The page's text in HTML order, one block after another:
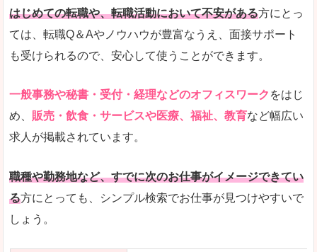
詳しい説明
また、アパレル・コスメ、エステ・ネイル・美容
人気度
専門性が高いので、これらのお仕事に転職を考
リクルートグループなので、大手という安心感も
使いやすさ
検索がしやすく、求人詳細にも画像やイラストな
はじめての転職や、転職活動において不安がある方にとっ
ては、転職Q＆Aやノウハウが豊富なうえ、面接サポート
も受けられるので、安心して使うことができます。
一般事務や秘書・受付・経理などのオフィスワーク をはじ
め、 販売・飲食・サービスや医療、福祉、教育など幅広い
求人が掲載されています。
職種や勤務地など、すでに次のお仕事がイメージできてい
る方にとっても、シンプル検索でお仕事が見つけやすいで
しょう。